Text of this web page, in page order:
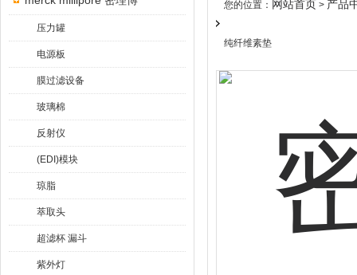
压力罐
电源板
膜过滤设备
玻璃棉
反射仪
(EDI)模块
琼脂
萃取头
超滤杯 漏斗
紫外灯
您的位置： 网站首页 > 产品
纯纤维素垫